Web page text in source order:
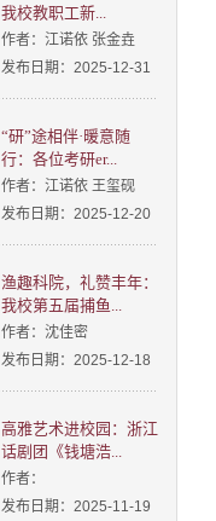
我校教职工新...
作者：江诺依 张金垚
发布日期：2025-12-31
“研”途相伴·暖意随
行：各位考研er...
作者：江诺依 王玺砚
发布日期：2025-12-20
渔趣科院，礼赞丰年：
我校第五届捕鱼...
作者：沈佳密
发布日期：2025-12-18
高雅艺术进校园：浙江
话剧团《钱塘浩...
作者：
发布日期：2025-11-19